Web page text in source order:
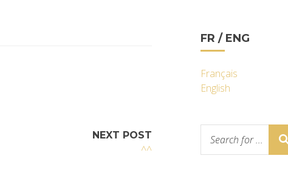
NEXT POST
^^
FR / ENG
Français
English